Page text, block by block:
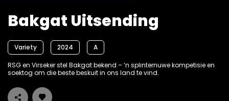
Bakgat Uitsending
Variety 2024 A
RSG en Virseker stel Bakgat bekend – ‘n splinternuwe kompetisie en
soektog om die beste beskuit in ons land te vind.